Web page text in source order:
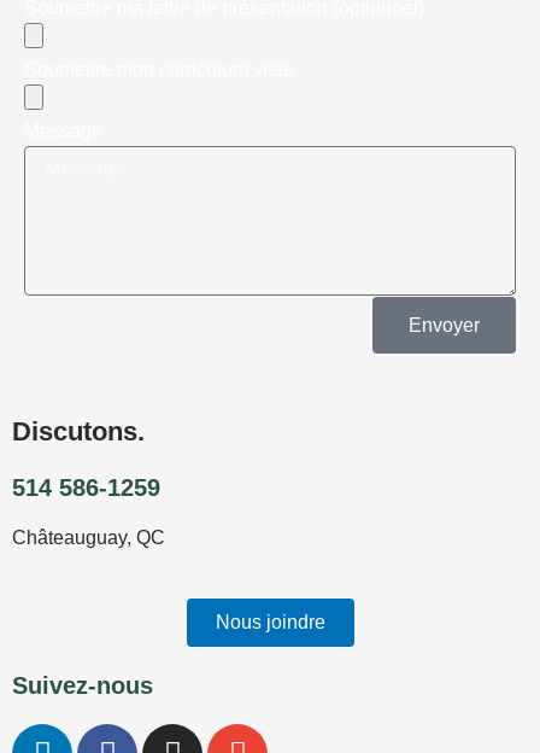
Envoyer
Discutons.
514 586-1259
Châteauguay, QC
Nous joindre
Suivez-nous
L
F
I
E